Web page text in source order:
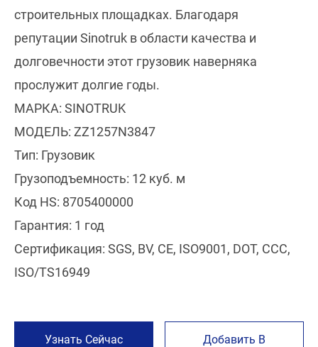
строительных площадках. Благодаря
репутации Sinotruk в области качества и
долговечности этот грузовик наверняка
прослужит долгие годы.
МАРКА: SINOTRUK
МОДЕЛЬ: ZZ1257N3847
Тип: Грузовик
Грузоподъемность: 12 куб. м
Код HS: 8705400000
Гарантия: 1 год
Сертификация: SGS, BV, CE, ISO9001, DOT, CCC,
ISO/TS16949
Узнать Сейчас
Добавить В